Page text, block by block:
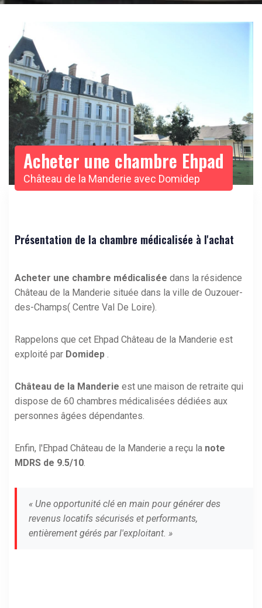
Acheter une chambre Ehpad
Château de la Manderie avec Domidep
Présentation de la chambre médicalisée à l'achat
Acheter une chambre médicalisée dans la résidence
Château de la Manderie située dans la ville de Ouzouer-
des-Champs( Centre Val De Loire).
Rappelons que cet Ehpad Château de la Manderie est
exploité par Domidep .
Château de la Manderie est une maison de retraite qui
dispose de 60 chambres médicalisées dédiées aux
personnes âgées dépendantes.
Enfin, l'Ehpad Château de la Manderie a reçu la note
MDRS de 9.5/10.
« Une opportunité clé en main pour générer des
revenus locatifs sécurisés et performants,
entièrement gérés par l'exploitant. »